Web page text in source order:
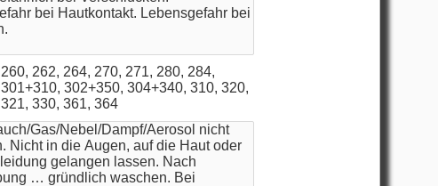
260, 262, 264, 270, 271, 280, 284,
301+310, 302+350, 304+340, 310, 320,
321, 330, 361, 364